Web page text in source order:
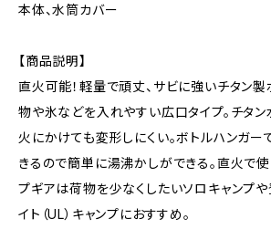
本体、水筒カバー
【商品説明】
直火可能！軽量で頑丈、サビに強いチタン製
物や氷などを入れやすい広口タイプ。チタ
火にかけても変形しにくい。ボトルハンガー
きるので簡単に湯沸かしができる。直火で
プギアは荷物を少なくしたいソロキャンプ
イト（UL）キャンプにおすすめ。